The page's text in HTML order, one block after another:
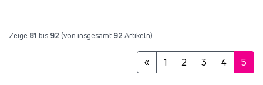
Zeige 81 bis 92 (von insgesamt 92 Artikeln)
« 1 2 3 4 5